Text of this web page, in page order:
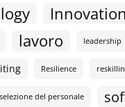
Innovation
lavoro leadership
Resilience
selezione del personale